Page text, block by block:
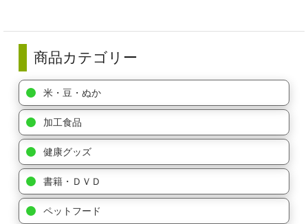
商品カテゴリー
米・豆・ぬか
加工食品
健康グッズ
書籍・ＤＶＤ
ペットフード